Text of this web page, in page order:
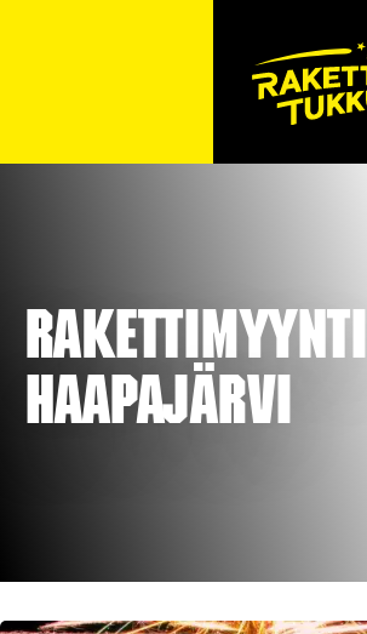
Rakettimyynti
Haapajärvi